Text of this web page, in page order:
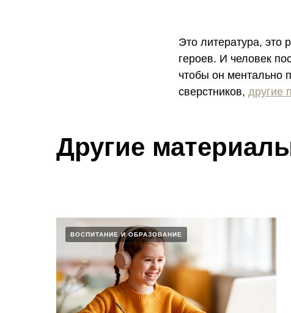
Это литература, это
героев. И человек
чтобы он ментально
сверстников, другие
Другие
ВОСПИТАНИЕ И ОБРАЗОВАНИЕ